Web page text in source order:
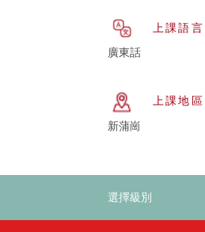
上課語言
廣東話
上課地區
新蒲崗
選擇級別